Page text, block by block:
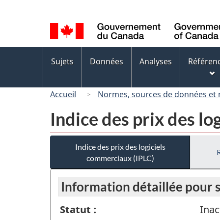
de
la
langue
des
Sujets Données Analyses
Accueil Normes, sources de données et
Indice des prix des
Indice des prix des logiciels
commerciaux (IPLC)
Information détaillée pour
Statut :